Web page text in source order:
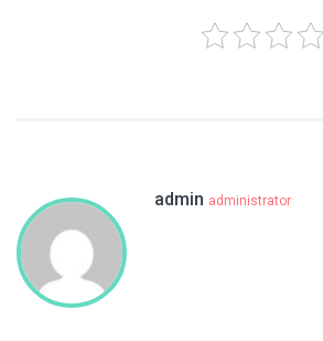
admin administrator